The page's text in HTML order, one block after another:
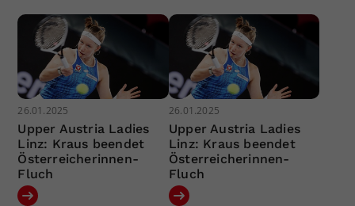
26.01.2025
Upper Austria Ladies
Linz: Kraus beendet
Österreicherinnen-
Fluch
26.01.2025
Upper Austria Ladies
Linz: Kraus beendet
Österreicherinnen-
Fluch